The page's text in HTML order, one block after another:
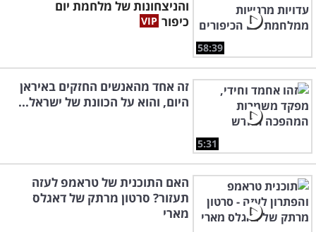
58:39
והניצחונות של מלחמת יום
כיפור
5:31
זה אחד מהאנשים החזקים באיראן
היום, והוא על הכוונת של ישראל...
האם התוכנית של טראמפ לעזה
תעזור? סרטון מרתק של דאגלס
מארי